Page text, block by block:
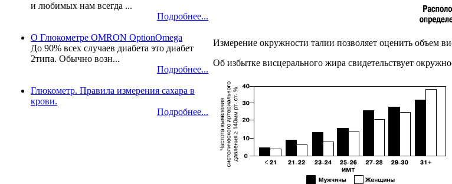
и любимых нам всегда ...
Подробнее...
О Глюкометре OMRON OptionOmega
До 90% всех случаев диабета это диабет
2типа. Обычно возн...
Подробнее...
Глюкометр. Правила измерения сахара в
крови.
Подробнее...
Измерение окружности талии позволяет оценить объем
Об избытке висцерального жира свидетельствует